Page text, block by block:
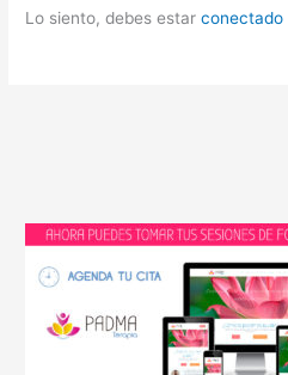
Lo siento, debes estarconectado